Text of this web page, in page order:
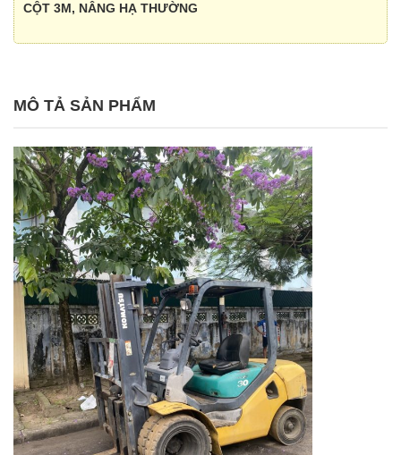
CỘT 3M, NÂNG HẠ THƯỜNG
MÔ TẢ SẢN PHẨM